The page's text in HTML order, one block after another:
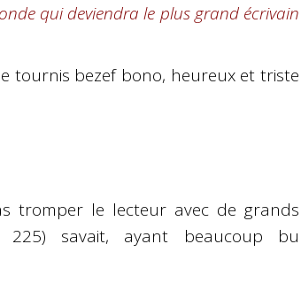
qui deviendra le plus grand écrivain
tournis bezef bono, heureux et triste
tromper le lecteur avec de grands
savait, ayant beaucoup bu